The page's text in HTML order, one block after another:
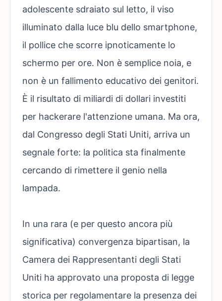
adolescente sdraiato sul letto, il viso
illuminato dalla luce blu dello smartphone,
il pollice che scorre ipnoticamente lo
schermo per ore. Non è semplice noia, e
non è un fallimento educativo dei genitori.
È il risultato di miliardi di dollari investiti
per hackerare l'attenzione umana. Ma ora,
dal Congresso degli Stati Uniti, arriva un
segnale forte: la politica sta finalmente
cercando di rimettere il genio nella
lampada.
In una rara (e per questo ancora più
significativa) convergenza bipartisan, la
Camera dei Rappresentanti degli Stati
Uniti ha approvato una proposta di legge
storica per regolamentare la presenza dei